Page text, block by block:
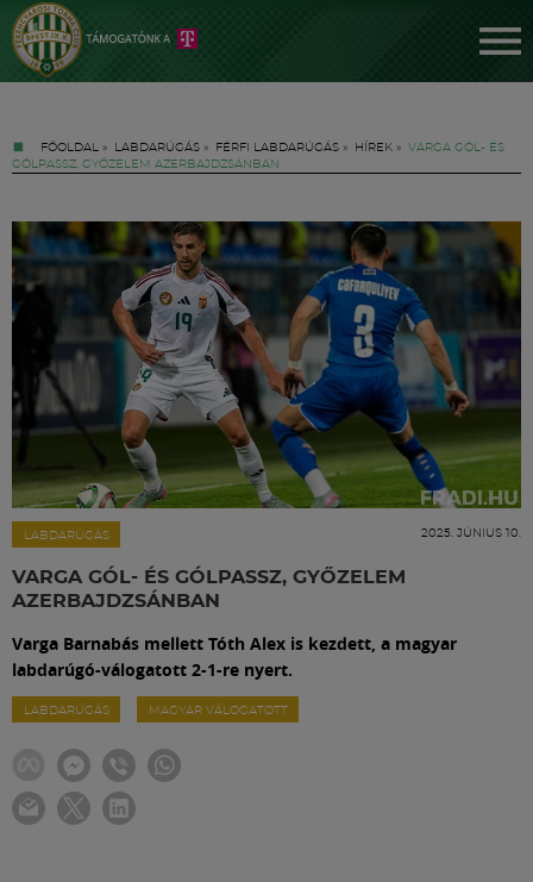
FŐOLDAL » LABDARÚGÁS » FÉRFI LABDARÚGÁS » HÍREK » VARGA GÓL- ÉS
GÓLPASSZ, GYŐZELEM AZERBAJDZSÁNBAN
LABDARÚGÁS 2025. JÚNIUS 10.
VARGA GÓL- ÉS GÓLPASSZ, GYŐZELEM
AZERBAJDZSÁNBAN
Varga Barnabás mellett Tóth Alex is kezdett, a magyar
labdarúgó-válogatott 2-1-re nyert.
LABDARÚGÁS MAGYAR VÁLOGATOTT
Jegyek
FM YouTube +
Hírek
Labdarúgás
Meccscenter
Klub